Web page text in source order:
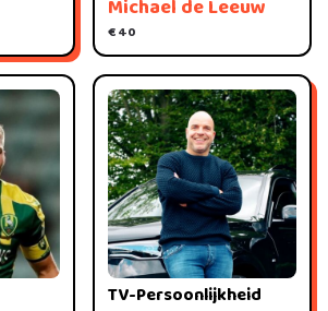
Michael de Leeuw
€ 40
TV-Persoonlijkheid